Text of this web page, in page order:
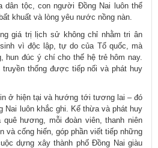
dân tộc, con người Đồng Nai luôn thể
khuất và lòng yêu nước nồng nàn.
giá trị lịch sử không chỉ nhằm tri ân
vì độc lập, tự do của Tổ quốc, mà
hun đúc ý chí cho thế hệ trẻ hôm nay.
thống được tiếp nối và phát huy
ở hiện tại và hướng tới tương lai – đó
Nai luôn khắc ghi. Kế thừa và phát huy
quê hương, mỗi đoàn viên, thanh niên
và cống hiến, góp phần viết tiếp những
dựng xây thành phố Đồng Nai giàu